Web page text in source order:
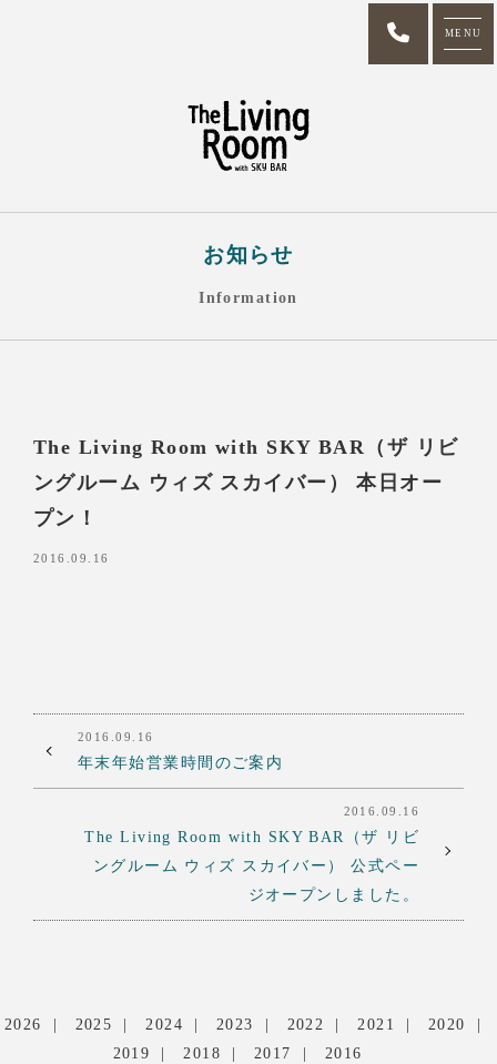
MENU
お知らせ
Information
The Living Room with SKY BAR（ザ リビ
ングルーム ウィズ スカイバー） 本日オー
プン！
2016.09.16
2016.09.16
年末年始営業時間のご案内
2016.09.16
The Living Room with SKY BAR（ザ リビ
ングルーム ウィズ スカイバー） 公式ペー
ジオープンしました。
2026 2025 2024 2023 2022 2021
2020
2019
2018 2017 2016